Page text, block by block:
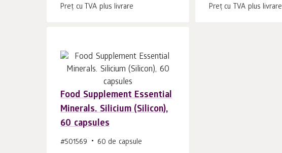
Preț cu TVA plus livrare
Preț cu TVA plus livrare
Food Supplement Essential
Minerals. Silicium (Silicon),
60 capsules
#501569 60 de capsule
În coș 1buc.